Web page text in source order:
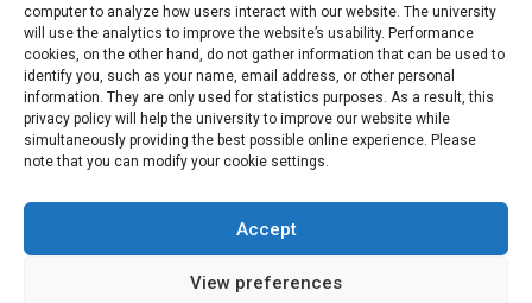
computer to analyze how users interact with our website. The university
will use the analytics to improve the website’s usability. Performance
cookies, on the other hand, do not gather information that can be used to
identify you, such as your name, email address, or other personal
information. They are only used for statistics purposes. As a result, this
privacy policy will help the university to improve our website while
simultaneously providing the best possible online experience. Please
note that you can modify your cookie settings.
Accept
View preferences
Copyright © 2026 #Anatomy SC Mahidol #Anatomy MUSC
#Department of Anatomy, Faculty of Science, Mahidol University.
All Rights Reserved.